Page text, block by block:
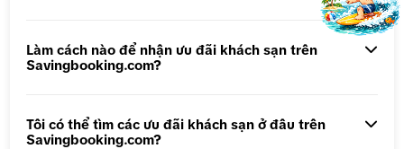
Tour 1 Ngày Động Phong Nha
Làm cách nào để nhận ưu đãi khách sạn trên
Savingbooking.com?
Tôi có thể tìm các ưu đãi khách sạn ở đâu trên
Savingbooking.com?